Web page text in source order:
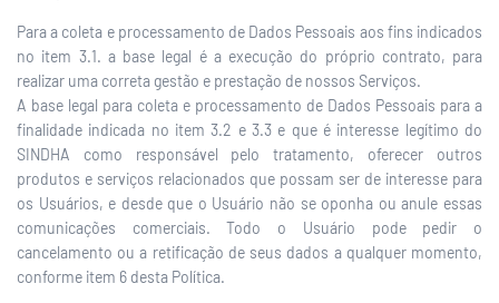
Para a coleta e processamento de Dados Pessoais aos fins indicados
no item 3.1. a base legal é a execução do próprio contrato, para
realizar uma correta gestão e prestação de nossos Serviços.
A base legal para coleta e processamento de Dados Pessoais para a
finalidade indicada no item 3.2 e 3.3 e que é interesse legítimo do
SINDHA como responsável pelo tratamento, oferecer outros
produtos e serviços relacionados que possam ser de interesse para
os Usuários, e desde que o Usuário não se oponha ou anule essas
comunicações comerciais. Todo o Usuário pode pedir o
cancelamento ou a retificação de seus dados a qualquer momento,
conforme item 6 desta Política.